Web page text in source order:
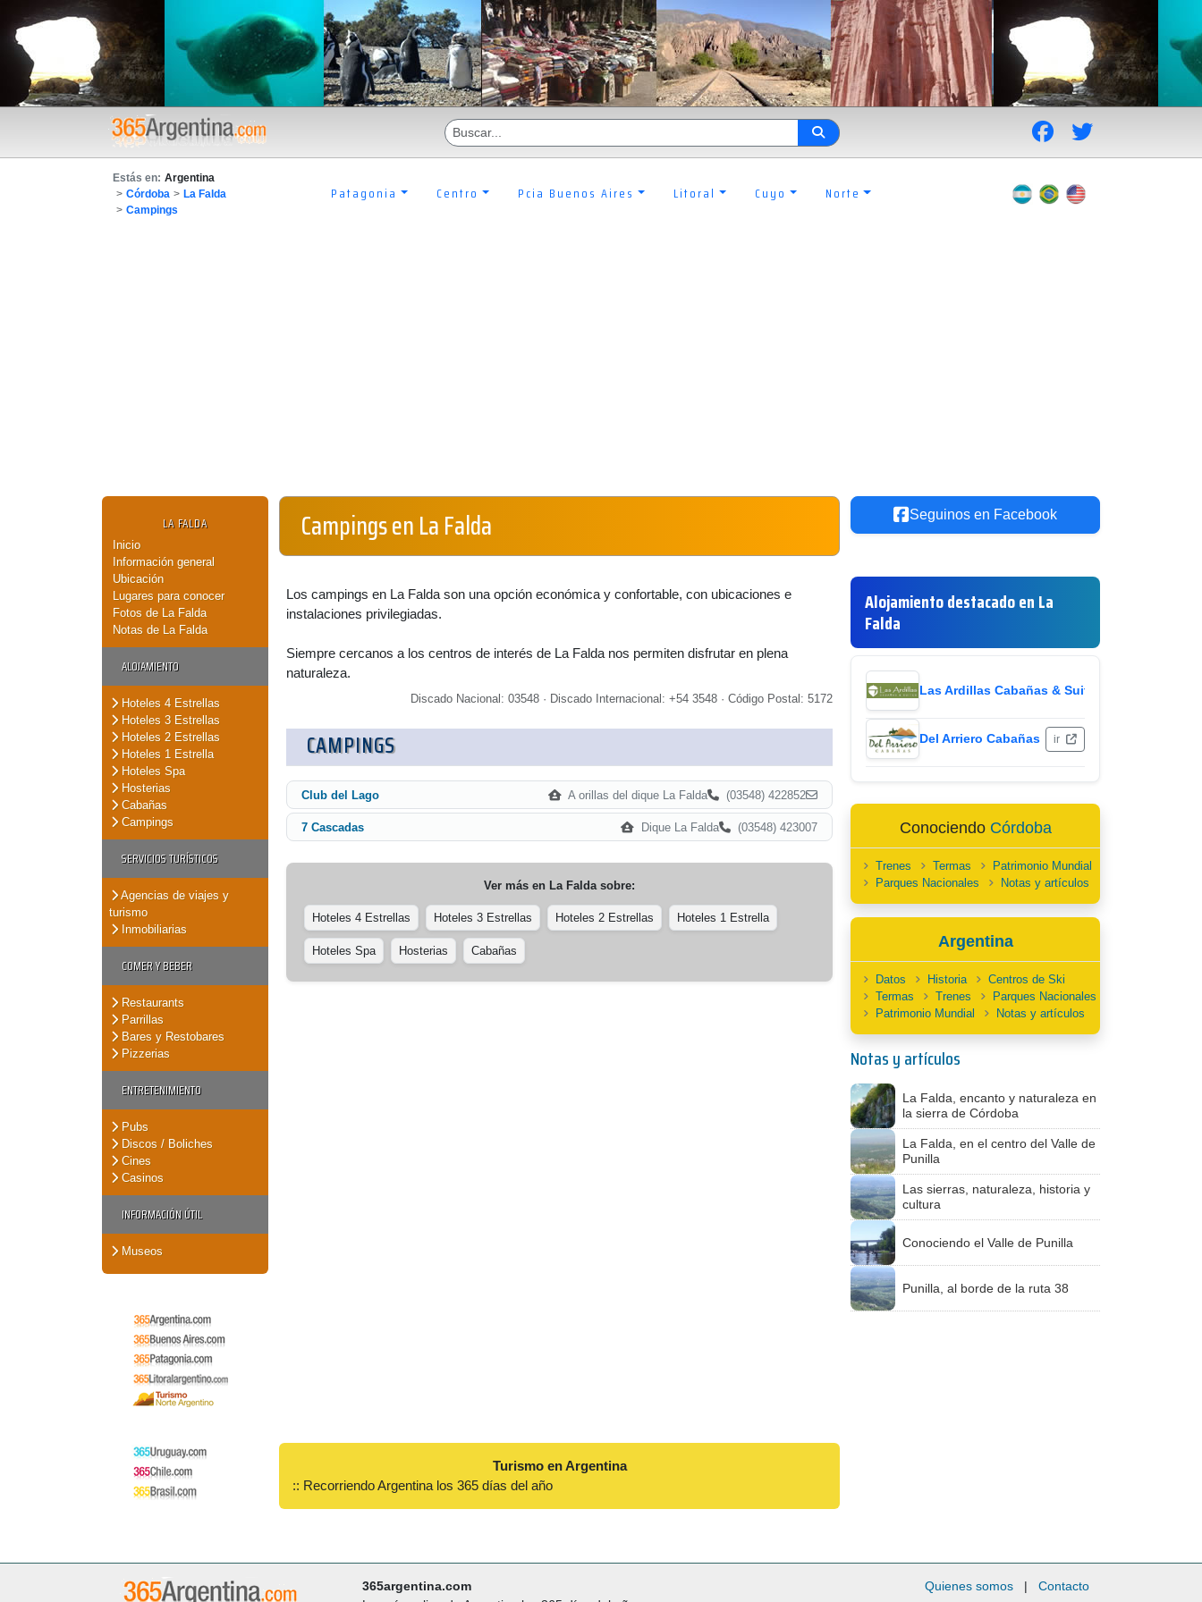
Estás en: Argentina
> Córdoba > La Falda
> Campings
Patagonia Centro Pcia Buenos Aires Litoral Cuyo Norte
LA FALDA
Inicio
Información general
Ubicación
Lugares para conocer
Fotos de La Falda
Notas de La Falda
ALOJAMIENTO
Hoteles 4 Estrellas
Hoteles 3 Estrellas
Hoteles 2 Estrellas
Hoteles 1 Estrella
Hoteles Spa
Hosterias
Cabañas
Campings
SERVICIOS TURÍSTICOS
Agencias de viajes y
turismo
Inmobiliarias
COMER Y BEBER
Restaurants
Parrillas
Bares y Restobares
Pizzerias
ENTRETENIMIENTO
Pubs
Discos / Boliches
Cines
Casinos
INFORMACIÓN ÚTIL
Museos
Campings en La Falda
Los campings en La Falda son una opción económica y confortable, con ubicaciones e
instalaciones privilegiadas.
Siempre cercanos a los centros de interés de La Falda nos permiten disfrutar en plena
naturaleza.
Discado Nacional: 03548 · Discado Internacional: +54 3548 · Código Postal: 5172
CAMPINGS
Club del Lago A orillas del dique La Falda (03548) 422852
7 Cascadas Dique La Falda (03548) 423007
Ver más en La Faldasobre:
Hoteles 4 Estrellas Hoteles 3 Estrellas Hoteles 2 Estrellas Hoteles 1 Estrella
Hoteles Spa Hosterias Cabañas
Turismo en Argentina
:: Recorriendo Argentina los 365 días del año
Seguinos en Facebook
Alojamiento destacado en La
Falda
Las Ardillas Cabañas & Suites
Del Arriero Cabañas ir
Conociendo Córdoba
Trenes Termas
Patrimonio Mundial
Parques Nacionales
Notas y artículos
Argentina
Datos Historia
Centros de Ski
Termas
Trenes
Parques Nacionales
Patrimonio Mundial
Notas y artículos
Notas y artículos
La Falda, encanto y naturaleza en
la sierra de Córdoba
La Falda, en el centro del Valle de
Punilla
Las sierras, naturaleza, historia y
cultura
Conociendo el Valle de Punilla
Punilla, al borde de la ruta 38
365argentina.com
Quienes somos | Contacto